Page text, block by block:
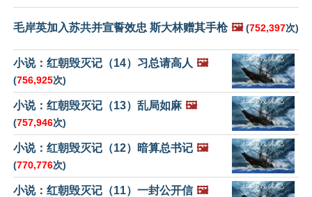
毛岸英加入苏共并宣誓效忠 斯大林赠其手枪 🖼️ (752,397次)
小说：红朝毁灭记（14）习总请高人 🖼️
(756,925次)
小说：红朝毁灭记（13）乱局如麻 🖼️
(757,946次)
小说：红朝毁灭记（12）暗算总书记 🖼️
(770,776次)
小说：红朝毁灭记（11）一封公开信 🖼️